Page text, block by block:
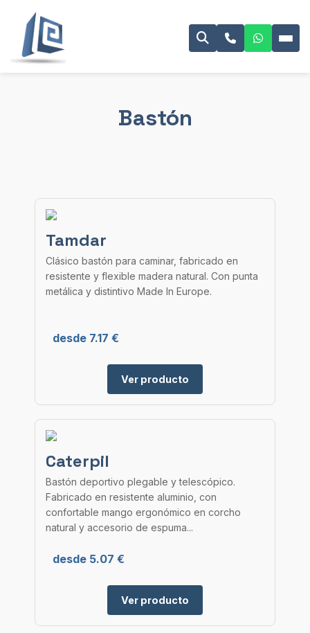
Bastón
Tamdar
Clásico bastón para caminar, fabricado en
resistente y flexible madera natural. Con punta
metálica y distintivo Made In Europe.
desde 7.17 €
Ver producto
Caterpil
Bastón deportivo plegable y telescópico.
Fabricado en resistente aluminio, con
confortable mango ergonómico en corcho
natural y accesorio de espuma...
desde 5.07 €
Ver producto